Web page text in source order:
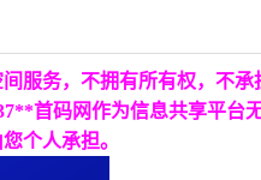
服务，不拥有所有权，不
首码网作为信息共享平台
个人承担。